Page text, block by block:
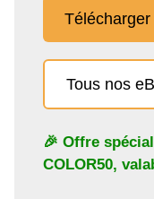
Tous nos
🎉 Offre
COLOR50,